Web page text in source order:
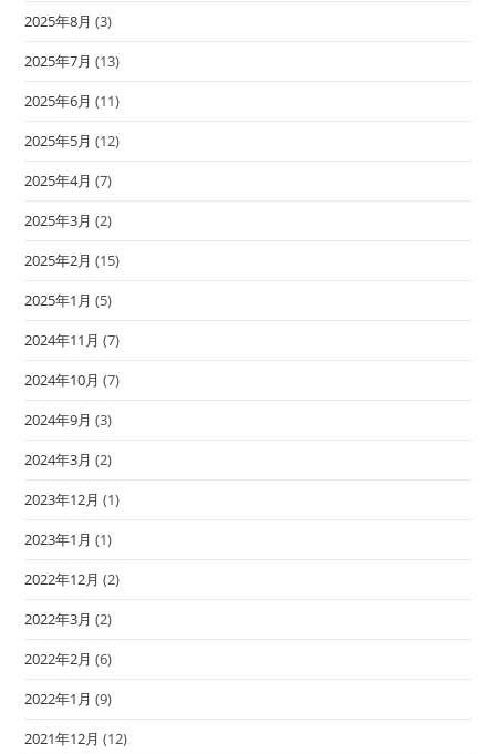
2025年8月 (3)
2025年7月 (13)
2025年6月 (11)
2025年5月 (12)
2025年4月 (7)
2025年3月 (2)
2025年2月 (15)
2025年1月 (5)
2024年11月 (7)
2024年10月 (7)
2024年9月 (3)
2024年3月 (2)
2023年12月 (1)
2023年1月 (1)
2022年12月 (2)
2022年3月 (2)
2022年2月 (6)
2022年1月 (9)
2021年12月 (12)